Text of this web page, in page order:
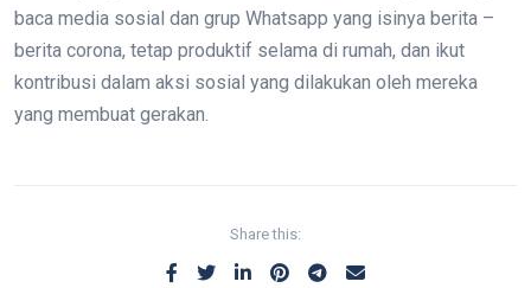
baca media sosial dan grup Whatsapp yang isinya berita –
berita corona, tetap produktif selama di rumah, dan ikut
kontribusi dalam aksi sosial yang dilakukan oleh mereka
yang membuat gerakan.
Share this: